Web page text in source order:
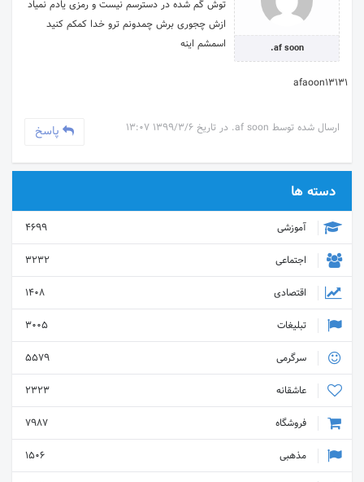
af soon.
توش گم شده در دسترسم نیست و رمزی یادم نمیاد
ازش چجوری برش چمدونم ترو خدا کمکم کنید
اسمشم اینه
afaoon13131
ارسال شده توسط af soon. در تاریخ 1399/3/6 13:07
دسته ها
آموزشی
4699
اجتماعی
3232
اقتصادی
1408
تبلیغات
3005
سرگرمی
5579
عاشقانه
2323
فروشگاه
7987
مذهبی
1506